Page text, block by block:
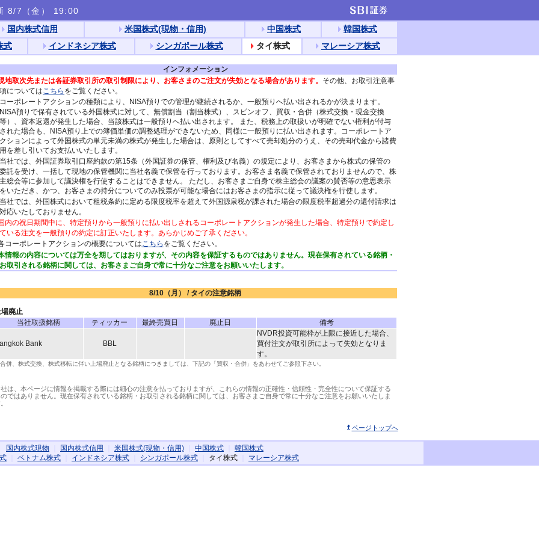
8/7（金） 19:00
国内株式信用 米国株式(現物・信用) 中国株式
韓国株式
式 インドネシア株式 シンガポール株式 タイ株式 マレーシア株式
インフォメーション
地取次先または各証券取引所の取引制限により、お客さまのご注文が失効となる場合があります。 その他、お取引注意事
項についてはこちら をご覧ください。
コーポレートアクションの種類により、NISA預りでの管理が継続されるか、一般預りへ払い出されるかが決まります。
NISA預りで保有されている外国株式に対して、無償割当（割当株式）、スピンオフ、買収・合併（株式交換・現金交換
等）、資本返還が発生した場合、当該株式は一般預りへ払い出されます。 また、税務上の取扱いが明確でない権利が付与
された場合も、NISA預り上での簿価単価の調整処理ができないため、同様に一般預りに払い出されます。コーポレートア
クションによって外国株式の単元未満の株式が発生した場合は、原則としてすべて売却処分のうえ、その売却代金から諸費
用を差し引いてお支払いいたします。
当社では、外国証券取引口座約款の第15条（外国証券の保管、権利及び名義）の規定により、お客さまから株式の保管の
委託を受け、一括して現地の保管機関に当社名義で保管を行っております。お客さま名義で保管されておりませんので、株
主総会等に参加して議決権を行使することはできません。 ただし、お客さまご自身で株主総会の議案の賛否等の意思表示
をいただき、かつ、お客さまの持分についてのみ投票が可能な場合にはお客さまの指示に従って議決権を行使します。
当社では、外国株式において租税条約に定める限度税率を超えて外国源泉税が課された場合の限度税率超過分の還付請求は
対応いたしておりません。
内の祝日期間中に、特定預りから一般預りに払い出しされるコーポレートアクションが発生した場合、特定預りで約定し
ている注文を一般預りの約定に訂正いたします。あらかじめご了承ください。
コーポレートアクションの概要についてはこちら をご覧ください。
情報の内容については万全を期してはおりますが、その内容を保証するものではありません。現在保有されている銘柄・
お取引される銘柄に関しては、お客さまご自身で常に十分なご注意をお願いいたします。
8/10（月） / タイの注意銘柄
廃止
当社取扱銘柄
ティッカー 最終売買日 廃止日 備考
Bank BBL
NVDR投資可能枠が上限に接近した場合、
買付注文が取引所によって失効となりま
す。
併、株式交換、株式移転に伴い上場廃止となる銘柄につきましては、下記の「買収・合併」をあわせてご参照下さい。
社は、本ページに情報を掲載する際には細心の注意を払っておりますが、これらの情報の正確性・信頼性・完全性について保証する
のではありません。現在保有されている銘柄・お取引される銘柄に関しては、お客さまご自身で常に十分なご注意をお願いいたしま
ページトップへ
国内株式現物 国内株式信用 米国株式(現物・信用) 中国株式
韓国株式
ベトナム株式 インドネシア株式 シンガポール株式 タイ株式 マレーシア株式